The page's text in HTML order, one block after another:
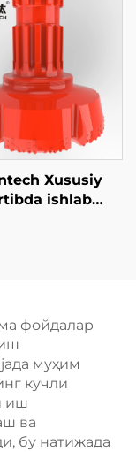
bit Geotermal
qazish
Xususiy
ishlab
Ishlatish
uchun
фойдалар
муҳим
кучли
иш
ва
бу натижада